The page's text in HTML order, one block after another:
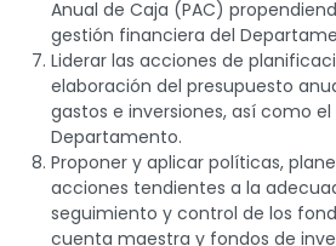
Anual de Caja (PAC)
gestión financiera del
Liderar las acciones de
elaboración del presupuesto
gastos e inversiones, así como
Departamento.
Proponer y aplicar políticas,
acciones tendientes a la
seguimiento y control de los
cuenta maestra y fondos de